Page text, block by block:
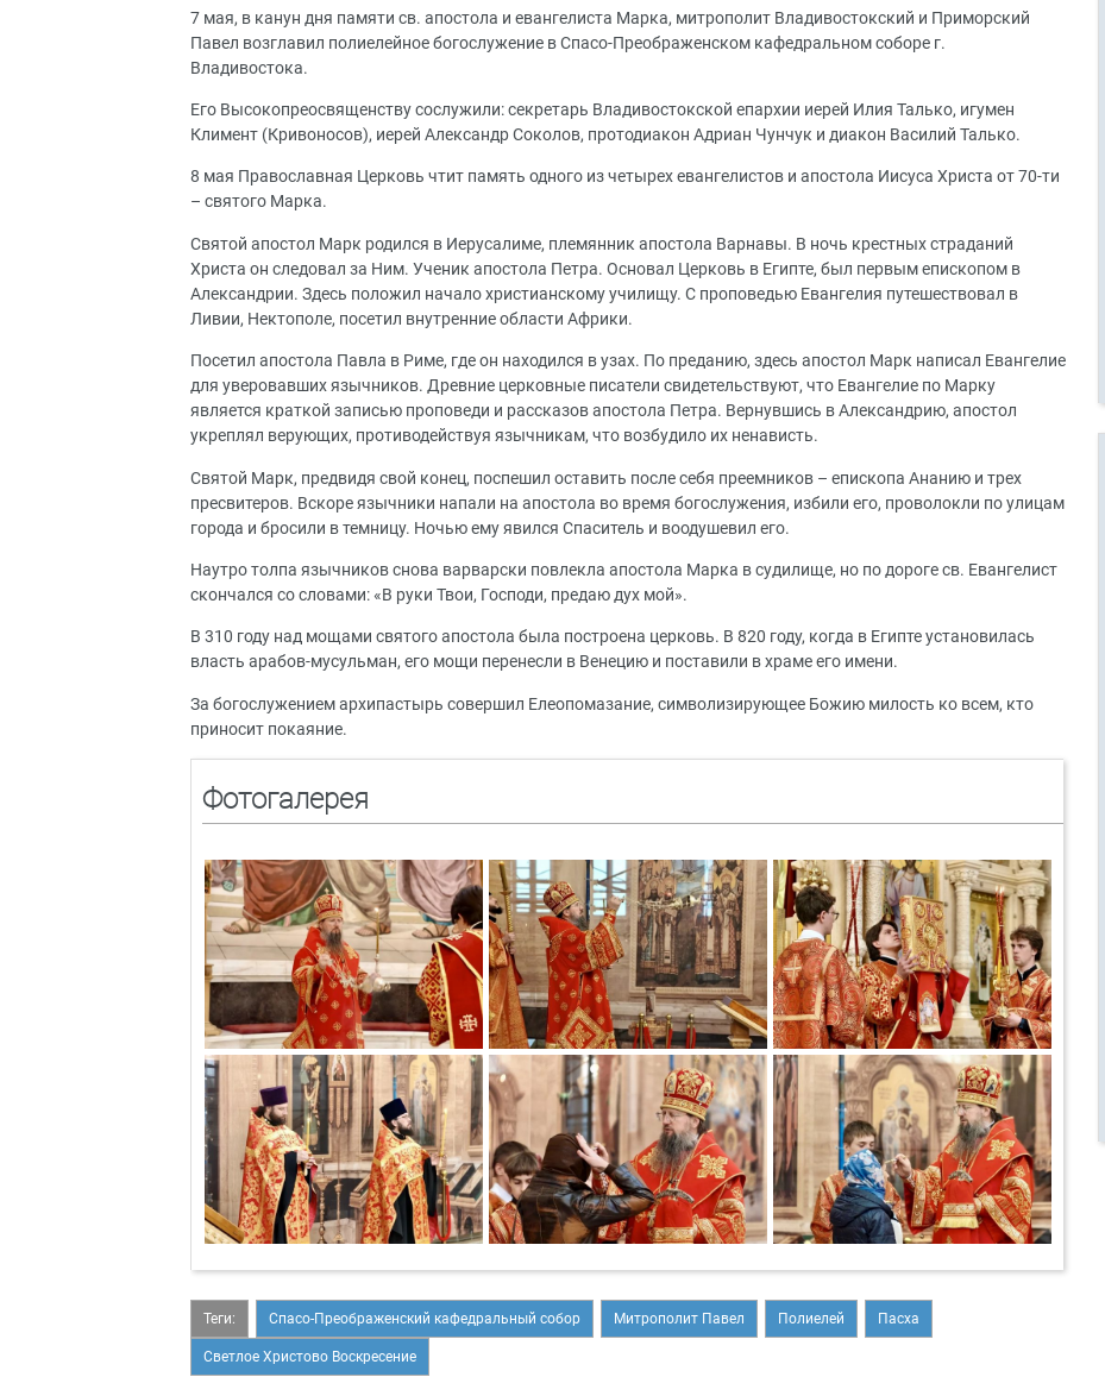
7 мая, в канун дня памяти св. апостола и евангелиста Марка, митрополит Владивостокский и Приморский
Павел возглавил полиелейное богослужение в Спасо-Преображенском кафедральном соборе г.
Владивостока.
Его Высокопреосвященству сослужили: секретарь Владивостокской епархии иерей Илия Талько, игумен
Климент (Кривоносов), иерей Александр Соколов, протодиакон Адриан Чунчук и диакон Василий Талько.
8 мая Православная Церковь чтит память одного из четырех евангелистов и апостола Иисуса Христа от 70-ти
– святого Марка.
Святой апостол Марк родился в Иерусалиме, племянник апостола Варнавы. В ночь крестных страданий
Христа он следовал за Ним. Ученик апостола Петра. Основал Церковь в Египте, был первым епископом в
Александрии. Здесь положил начало христианскому училищу. С проповедью Евангелия путешествовал в
Ливии, Нектополе, посетил внутренние области Африки.
Посетил апостола Павла в Риме, где он находился в узах. По преданию, здесь апостол Марк написал Евангелие
для уверовавших язычников. Древние церковные писатели свидетельствуют, что Евангелие по Марку
является краткой записью проповеди и рассказов апостола Петра. Вернувшись в Александрию, апостол
укреплял верующих, противодействуя язычникам, что возбудило их ненависть.
Святой Марк, предвидя свой конец, поспешил оставить после себя преемников – епископа Ананию и трех
пресвитеров. Вскоре язычники напали на апостола во время богослужения, избили его, проволокли по улицам
города и бросили в темницу. Ночью ему явился Спаситель и воодушевил его.
Наутро толпа язычников снова варварски повлекла апостола Марка в судилище, но по дороге св. Евангелист
скончался со словами: «В руки Твои, Господи, предаю дух мой».
В 310 году над мощами святого апостола была построена церковь. В 820 году, когда в Египте установилась
власть арабов-мусульман, его мощи перенесли в Венецию и поставили в храме его имени.
За богослужением архипастырь совершил Елеопомазание, символизирующее Божию милость ко всем, кто
приносит покаяние.
Фотогалерея
Теги: Спасо-Преображенский кафедральный собор Митрополит Павел Полиелей Пасха
Светлое Христово Воскресение